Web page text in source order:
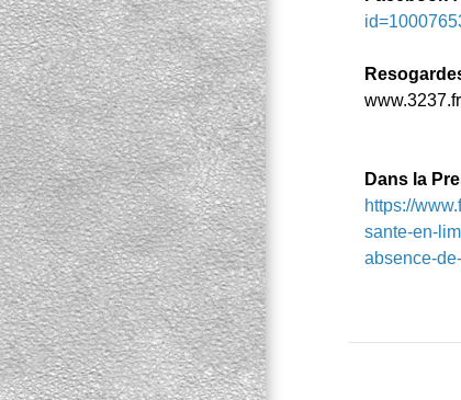
www.3237.fr
Dans la
https://
sante-en-
absence-